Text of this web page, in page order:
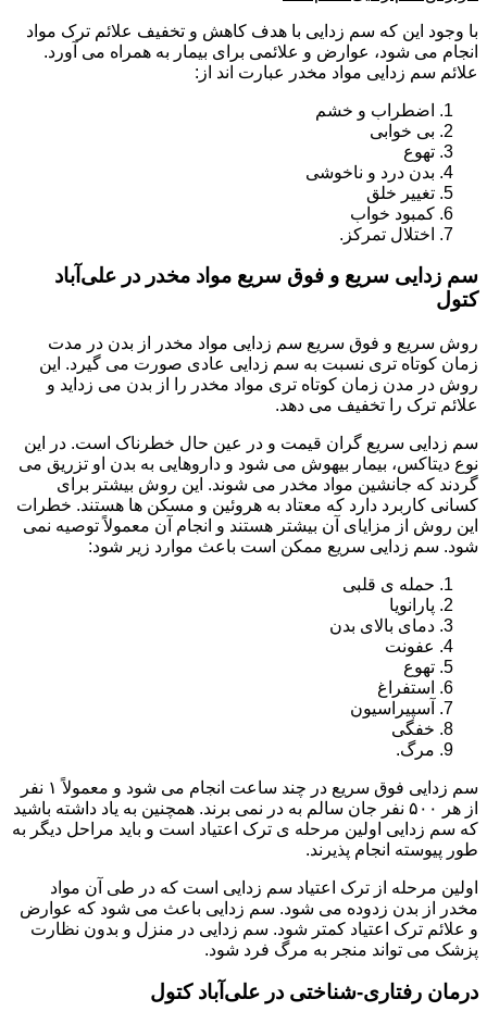
با وجود این که سم زدایی با هدف کاهش و تخفیف علائم ترک مواد
انجام می شود، عوارض و علائمی برای بیمار به همراه می آورد.
علائم سم زدایی مواد مخدر عبارت اند از:
اضطراب و خشم
بی خوابی
تهوع
بدن درد و ناخوشی
تغییر خلق
کمبود خواب
اختلال تمرکز.
سم زدایی سریع و فوق سریع مواد مخدر در علی‌آباد
کتول
روش سریع و فوق سریع سم زدایی مواد مخدر از بدن در مدت
زمان کوتاه تری نسبت به سم زدایی عادی صورت می گیرد. این
روش در مدن زمان کوتاه تری مواد مخدر را از بدن می زداید و
علائم ترک را تخفیف می دهد.
سم زدایی سریع گران قیمت و در عین حال خطرناک است. در این
نوع دیتاکس، بیمار بیهوش می شود و داروهایی به بدن او تزریق می
گردند که جانشین مواد مخدر می شوند. این روش بیشتر برای
کسانی کاربرد دارد که معتاد به هروئین و مسکن ها هستند. خطرات
این روش از مزایای آن بیشتر هستند و انجام آن معمولاً توصیه نمی
شود. سم زدایی سریع ممکن است باعث موارد زیر شود:
حمله ی قلبی
پارانویا
دمای بالای بدن
عفونت
تهوع
استفراغ
آسپیراسیون
خفگی
مرگ.
سم زدایی فوق سریع در چند ساعت انجام می شود و معمولاً ۱ نفر
از هر ۵۰۰ نفر جان سالم به در نمی برند. همچنین به یاد داشته باشید
که سم زدایی اولین مرحله ی ترک اعتیاد است و باید مراحل دیگر به
طور پیوسته انجام پذیرند.
اولین مرحله از ترک اعتیاد سم زدایی است که در طی آن مواد
مخدر از بدن زدوده می شود. سم زدایی باعث می شود که عوارض
و علائم ترک اعتیاد کمتر شود. سم زدایی در منزل و بدون نظارت
پزشک می تواند منجر به مرگ فرد شود.
درمان رفتاری-شناختی در علی‌آباد کتول